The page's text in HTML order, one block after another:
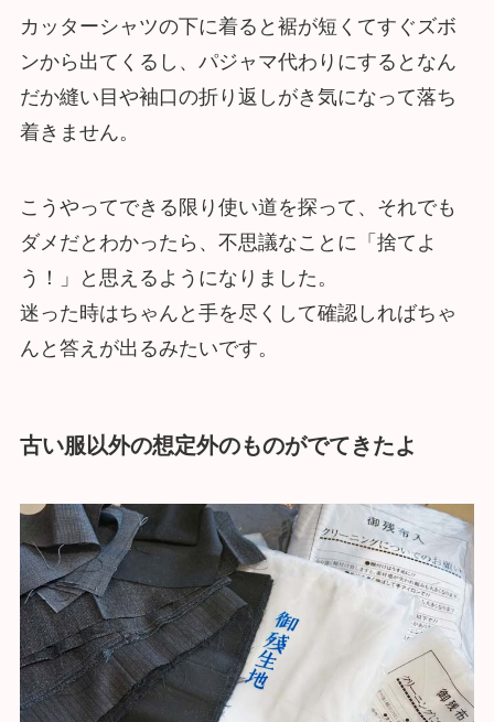
カッターシャツの下に着ると裾が短くてすぐズボ
ンから出てくるし、パジャマ代わりにするとなん
だか縫い目や袖口の折り返しがき気になって落ち
着きません。
こうやってできる限り使い道を探って、それでも
ダメだとわかったら、不思議なことに「捨てよ
う！」と思えるようになりました。
迷った時はちゃんと手を尽くして確認しればちゃ
んと答えが出るみたいです。
古い服以外の想定外のものがでてきたよ